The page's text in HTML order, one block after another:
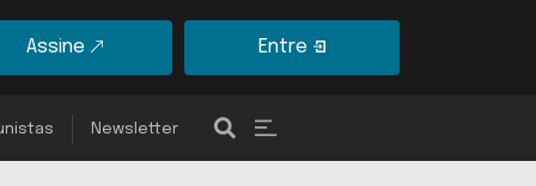
Assine Entre
Newsletter